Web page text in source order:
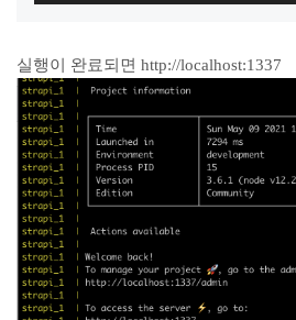
실행이 완료되면 http://